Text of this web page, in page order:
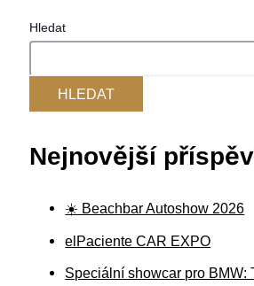
Hledat
HLEDAT
Nejnovější
☀️ Beachbar Autoshow 2026
elPaciente CAR EXPO
Speciální showcar pro BMW: